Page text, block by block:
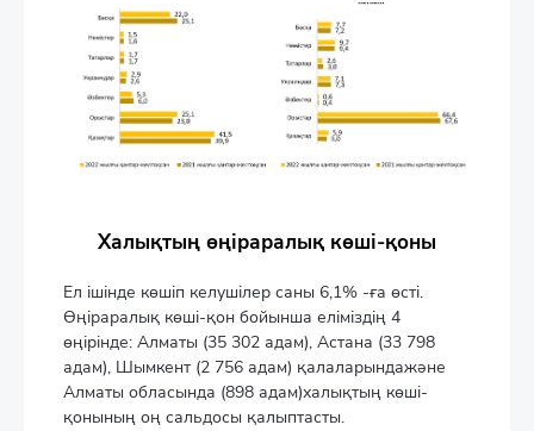
Халықтың өңіраралық көші-қоны
Ел ішінде көшіп келушілер саны 6,1% -ға өсті.
Өңіраралық көші-қон бойынша еліміздің 4
өңірінде: Алматы (35 302 адам), Астана (33 798
адам), Шымкент (2 756 адам) қалаларындажәне
Алматы обласында (898 адам)халықтың көші-
қонының оң сальдосы қалыптасты.